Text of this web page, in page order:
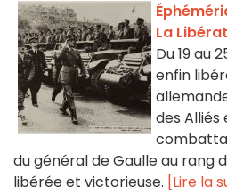
La
Du 19 au
enfin
des Alliés
du général de Gaulle au rang
libérée et victorieuse. [Lire la